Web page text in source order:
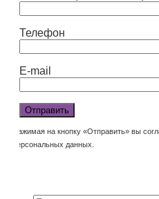
Телефон
E-mail
Нажимая на кнопку «Отправить» вы
персональных данных.